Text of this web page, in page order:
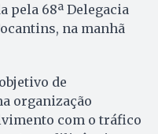
pela 68ª Delegacia
na manhã
de
organização
com o tráfico